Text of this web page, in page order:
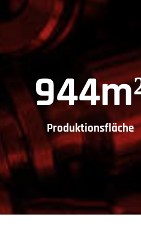
1200
Produktionsfläche